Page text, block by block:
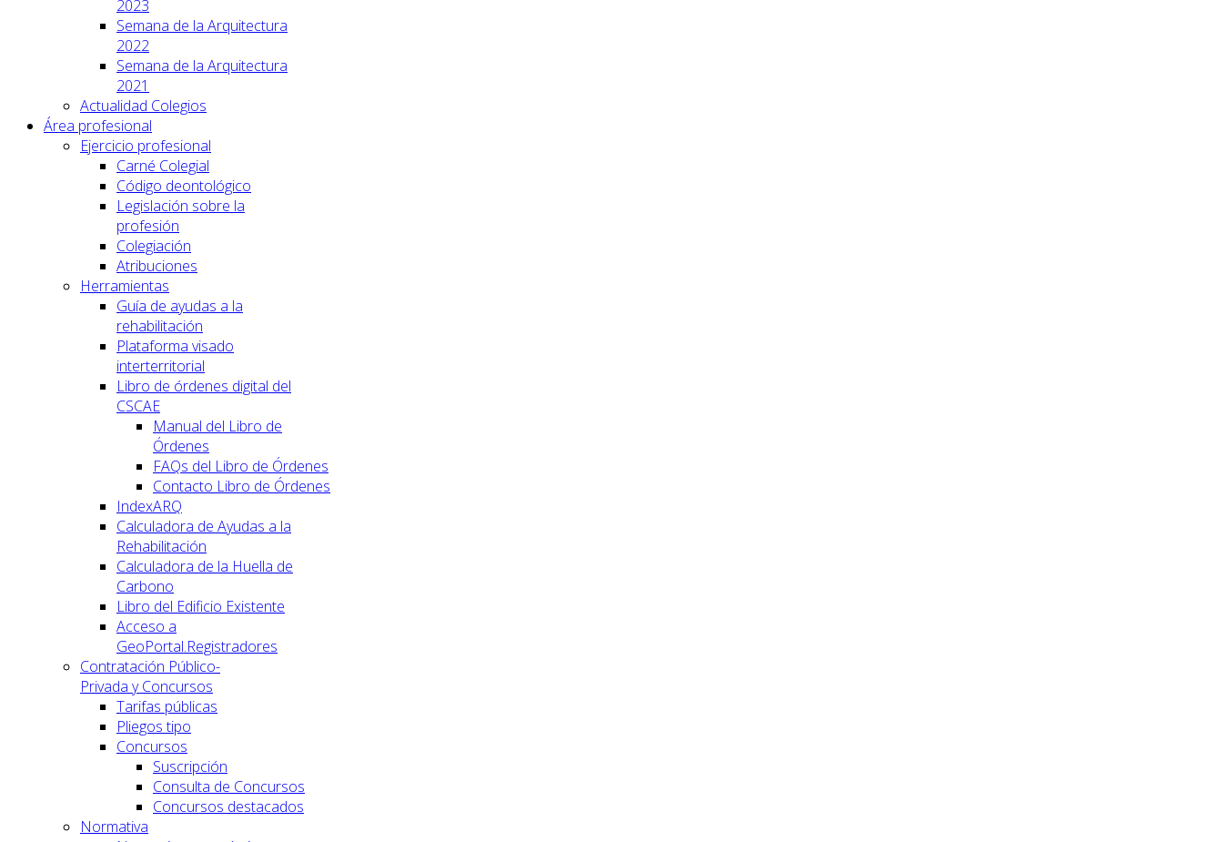
2023
Semana de la Arquitectura
2022
Semana de la Arquitectura
2021
Actualidad Colegios
Área profesional
Ejercicio profesional
Carné Colegial
Código deontológico
Legislación sobre la
profesión
Colegiación
Atribuciones
Herramientas
Guía de ayudas a la
rehabilitación
Plataforma visado
interterritorial
Libro de órdenes digital del
CSCAE
Manual del Libro de
Órdenes
FAQs del Libro de Órdenes
Contacto Libro de Órdenes
IndexARQ
Calculadora de Ayudas a la
Rehabilitación
Calculadora de la Huella de
Carbono
Libro del Edificio Existente
Acceso a
GeoPortal.Registradores
Contratación Público-
Privada y Concursos
Tarifas públicas
Pliegos tipo
Concursos
Suscripción
Consulta de Concursos
Concursos destacados
Normativa